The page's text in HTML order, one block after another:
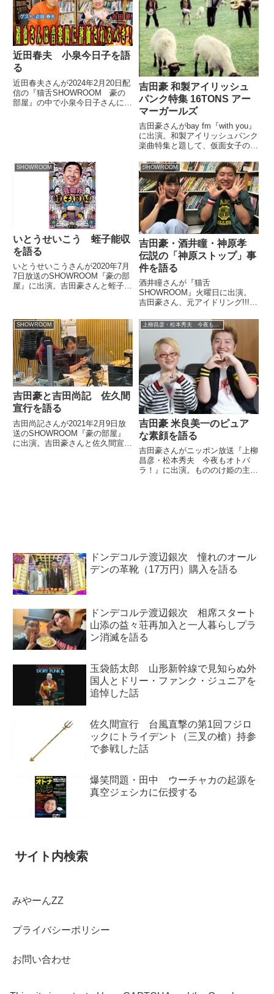
豪さんの価値観...
丸）そのマジギレのとばっ...
近田春夫 小泉今日子を語
る
近田春夫さんが2024年2月20日配
信の『猫舌SHOWROOM 豪の
部屋』の中で小泉今日子さんにつ
吉田豪 和製アイリッシュ
パンク特集 16TONS アー
マーガールズ
吉田豪さんがbay fm『with you』
に出演。和製アイリッシュパンク
楽曲特集と題して、仮面女子のア
を紹介していました。（松本とも
こ）では、特集。さっそくお願い
します。なんでしょうか？（吉田
豪）はい。和...
SHOWROOM
いとうせいこう 蛭子能収
を語る
いとうせいこうさんが2020年7月
7日放送のSHOWROOM『豪の部
屋』に出演。吉田豪さんと蛭子能
かった蛭子さんに対する思い」っ
ていう（笑）。（いとうせ...
SHOWROOM
吉田豪・酒井瞳・神原孝
伝説の「神原ストップ」事
件を語る
酒井瞳さんが『猫舌
SHOWROOM』火曜日に出演。
吉田豪さん、元アイドリング!!!プ
に伝説の「神原ストップ」事件に
ついて話していました。
SHOWROOM
吉田豪と吉田尚記 佐久間
宣行を語る
吉田尚記さんが2021年2月9日放
送のSHOWROOM『豪の部屋』
に出演。吉田豪さんと佐久間宣行
吉田豪 米良美一のピュア
な素顔を語る
吉田豪さんがニッポン放送『上柳
昌彦・松本秀夫 今夜もオトパ
ラ！』に出演。もののけ姫の主題
ドンデコルテ渡辺銀次 憧れのオール
デンの革靴（17万円）購入を語る
ドンデコルテ渡辺銀次 相席スタート
山添の益々荘再加入と一人暮らしプラ
ン消滅を語る
玉袋筋太郎 山形新幹線で見知らぬ外
国人とドリー・ファンク・ジュニアを
追悼した話
佐久間宣行 台風直撃の第1回フジロ
ックにトライデント（三叉の槍）持参
で参戦した話
爆笑問題・田中 ウーチャカの起源を
真空ジェシカに伝授する
サイト内検索
みやーんZZ
プライバシーポリシー
お問い合わせ